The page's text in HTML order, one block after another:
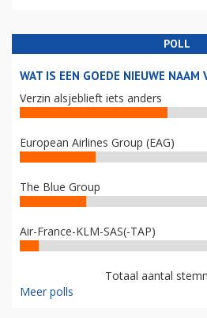
POLL
WAT IS EEN GOEDE NIEUWE NAAM
Verzin alsjeblieft iets anders
European Airlines Group (EAG)
The Blue Group
Air-France-KLM-SAS(-TAP)
Totaal aantal
Meer polls